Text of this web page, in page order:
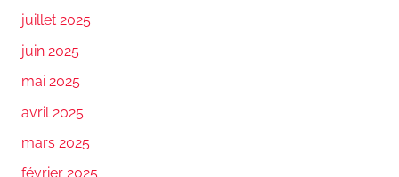
juillet 2025
juin 2025
mai 2025
avril 2025
mars 2025
février 2025